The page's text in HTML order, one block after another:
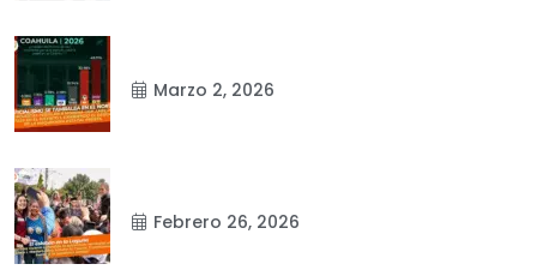
Marzo 2, 2026
Febrero 26, 2026